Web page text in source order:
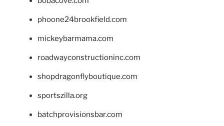
phoone24brookfield.com
mickeybarmama.com
roadwayconstructioninc.com
shopdragonflyboutique.com
sportszilla.org
batchprovisionsbar.com